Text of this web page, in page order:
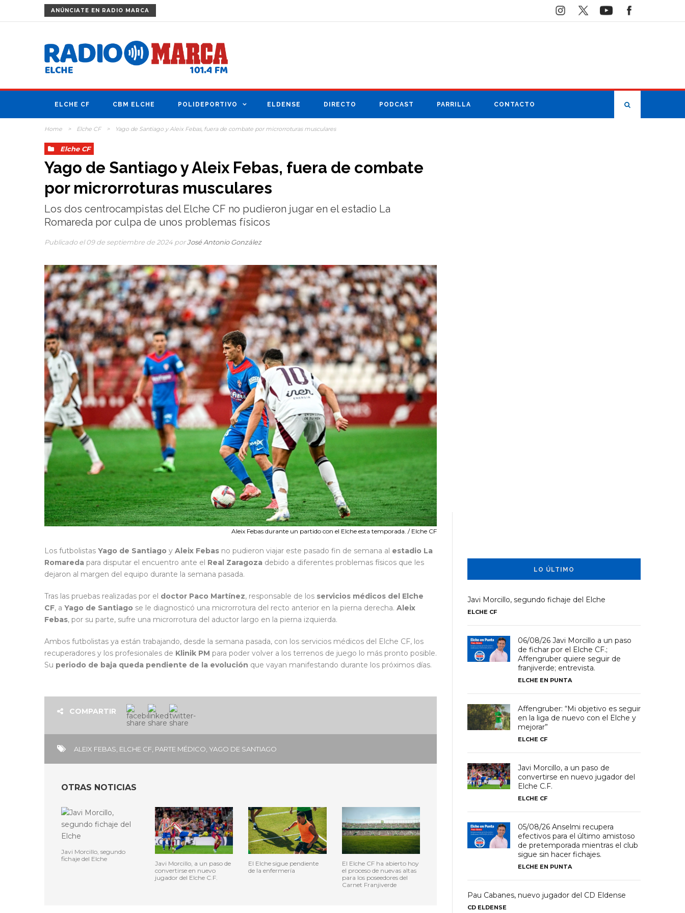
ANÚNCIATE EN RADIO MARCA
ELCHE CF CBM ELCHE POLIDEPORTIVO ELDENSE DIRECTO PODCAST PARRILLA CONTACTO
Home > Elche CF > Yago de Santiago y Aleix Febas, fuera de combate por microrroturas musculares
Elche CF
Yago de Santiago y Aleix Febas, fuera de combate
por microrroturas musculares
Los dos centrocampistas del Elche CF no pudieron jugar en el estadio La
Romareda por culpa de unos problemas físicos
Publicado el 09 de septiembre de 2024 porJosé Antonio González
Aleix Febas durante un partido con el Elche esta temporada. / Elche CF
Los futbolistas Yago de Santiago y Aleix Febas no pudieron viajar este pasado fin de semana al estadio La
Romareda para disputar el encuentro ante el Real Zaragoza debido a diferentes problemas físicos que les
dejaron al margen del equipo durante la semana pasada.
Tras las pruebas realizadas por el doctor Paco Martínez, responsable de los servicios médicos del Elche
CF, a Yago de Santiago se le diagnosticó una microrrotura del recto anterior en la pierna derecha. Aleix
Febas, por su parte, sufre una microrrotura del aductor largo en la pierna izquierda.
Ambos futbolistas ya están trabajando, desde la semana pasada, con los servicios médicos del Elche CF, los
recuperadores y los profesionales de Klinik PM para poder volver a los terrenos de juego lo más pronto posible.
Su periodo de baja queda pendiente de la evolución que vayan manifestando durante los próximos días.
COMPARTIR
ALEIX FEBAS, ELCHE CF, PARTE MÉDICO, YAGO DE SANTIAGO
OTRAS NOTICIAS
Javi Morcillo, segundo
fichaje del Elche
Javi Morcillo, a un paso de
convertirse en nuevo
jugador del Elche C.F.
El Elche sigue pendiente
de la enfermería
El Elche CF ha abierto hoy
el proceso de nuevas altas
para los poseedores del
Carnet Franjiverde
LO ÚLTIMO
Javi Morcillo, segundo fichaje del Elche
ELCHE CF
06/08/26 Javi Morcillo a un paso
de fichar por el Elche CF.;
Affengruber quiere seguir de
franjiverde; entrevista.
ELCHE EN PUNTA
Affengruber: “Mi objetivo es seguir
en la liga de nuevo con el Elche y
mejorar”
ELCHE CF
Javi Morcillo, a un paso de
convertirse en nuevo jugador del
Elche C.F.
ELCHE CF
05/08/26 Anselmi recupera
efectivos para el último amistoso
de pretemporada mientras el club
sigue sin hacer fichajes.
ELCHE EN PUNTA
Pau Cabanes, nuevo jugador del CD Eldense
CD ELDENSE